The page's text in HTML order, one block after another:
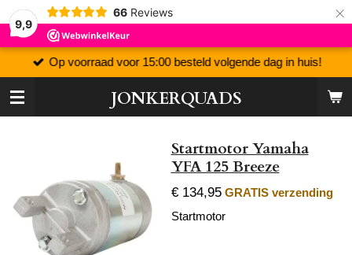
9,9
66 Reviews ×
JONKERQUADS
Op voorraad voor 15:00 besteld volgende dag in huis!
Startmotor Yamaha
YFA 125 Breeze
€ 134,95 GRATIS verzending
Startmotor